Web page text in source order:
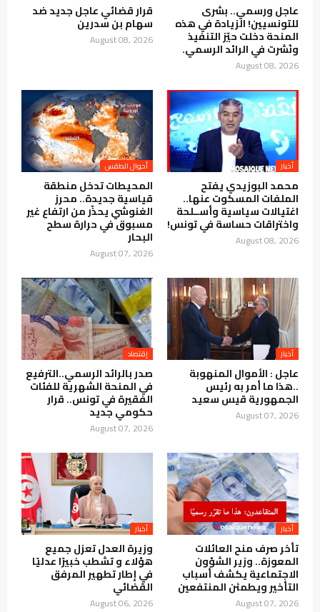
عاجل ورسمي.. بشرى
للتونسيين! الزيادة في هذه
المنحة دخلت حيّز التنفيذ
ونُشرت في الرائد الرسمي.
August 08, 2026
قرار قضائي عاجل جديد ضد
سهام بن سدرين
August 08, 2026
أخبار
محمد البوزيدي يفتح
الملفات المسكوت عنها..
اغتيالات سياسية وأســلحة
واختراقات حساسة في تونس!
August 08, 2026
أحوال الطقس
المحيطات تدخل منطقة
قياسية جديدة.. محرز
الغنوشي يحذّر من ارتفاع غير
مسبوق في حرارة سطح
البحار
August 07, 2026
أخبار
عاجل : الأموال المنهوبة
..هذا ما أمر به رئيس
الجمهورية قيس سعيد
August 07, 2026
إقتصاد
صدر بالرائد الرسمي..الترفيع
في المنحة الشهرية للفئات
الفقيرة في تونس.. قرار
حكومي جديد
August 07, 2026
أخبار
تأخر صرف منح العائلات
المعوزة.. وزير الشؤون
الاجتماعية يكشف أسباب
التأخير ويطمئن المنتفعين
August 07, 2026
أخبار
وزيرة العدل تعزل جميع
هؤلاء و تشطب خبيرًا عدليًا
في إطار تطهير المرفق
القضائي
August 06, 2026